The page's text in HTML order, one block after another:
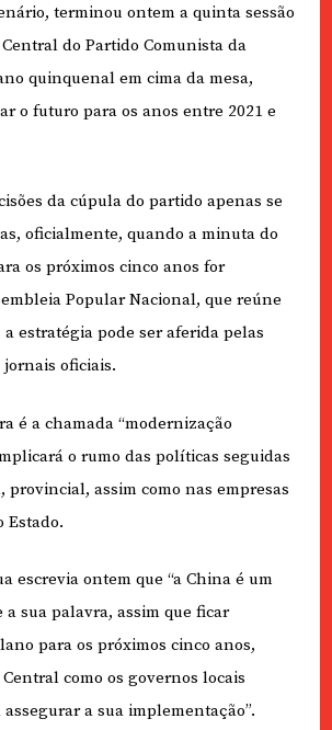
terminou ontem a quinta sessão
do Partido Comunista da
quinquenal em cima da mesa,
o futuro para os anos entre 2021 e
da cúpula do partido apenas se
oficialmente, quando a minuta do
os próximos cinco anos for
Popular Nacional, que reúne
estratégia pode ser aferida pelas
oficiais.
é a chamada “modernização
o rumo das políticas seguidas
assim como nas empresas
Estado.
escrevia ontem que “a China é um
a sua palavra, assim que ficar
para os próximos cinco anos,
como os governos locais
a sua implementação”.